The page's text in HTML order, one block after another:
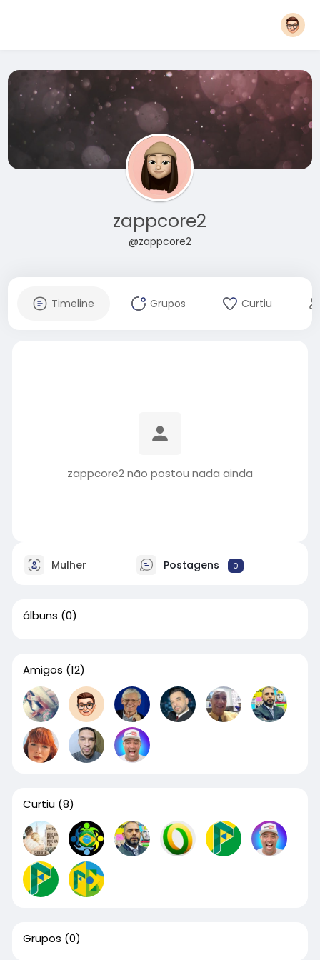
zappcore2
@zappcore2
Timeline Grupos Curtiu
zappcore2 não postou nada ainda
Mulher Postagens 0
álbuns (0)
Amigos (12)
Curtiu (8)
Grupos (0)